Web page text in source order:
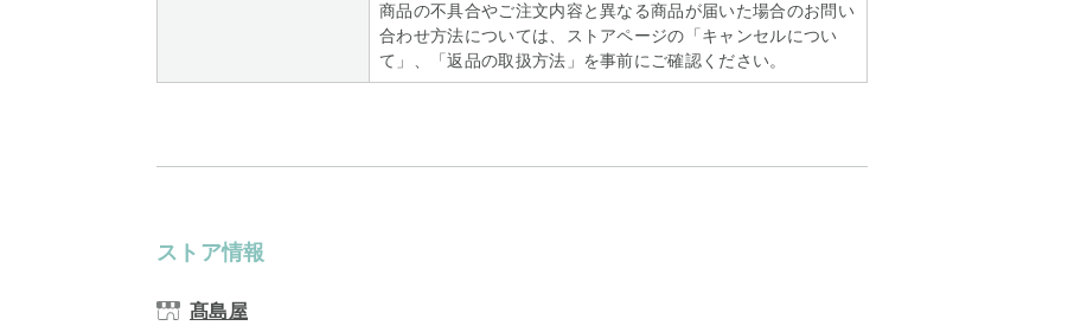
商品の不具合やご注文内容と異なる商品が届いた場合のお問い
合わせ方法については、ストアページの「キャンセルについ
て」、「返品の取扱方法」を事前にご確認ください。
ストア情報
髙島屋